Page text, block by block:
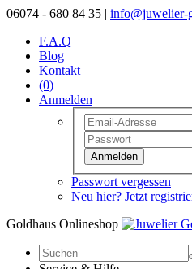
06074 - 680 84 35 | info@juwelier-
F.A.Q
Blog
Kontakt
(0)
Anmelden
Anmelden
Passwort vergessen
Neu hier? Jetzt
Goldhaus Onlineshop